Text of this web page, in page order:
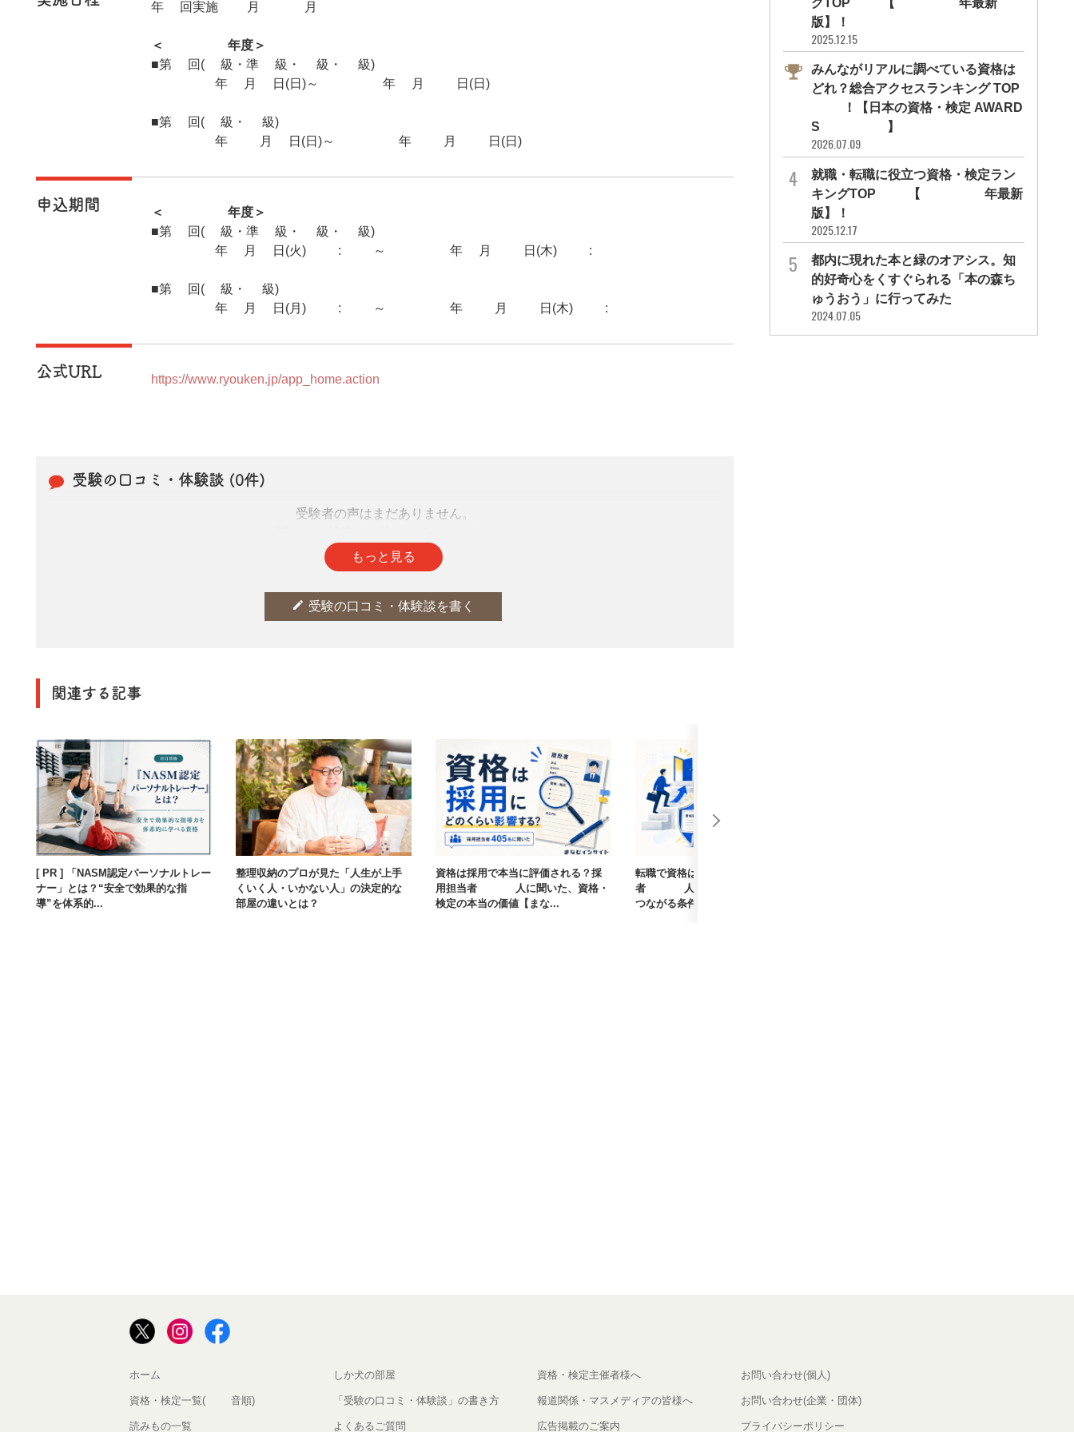
年2回実施 4月 11月
＜2025年度＞
■第1回(1級・準1級・2級・3級)
2025年6月1日(日)～2025年6月15日(日)
■第2回(2級・3級)
2025年11月2日(日)～2025年11月16日(日)
申込期間
＜2025年度＞
■第1回(1級・準1級・2級・3級)
2025年4月1日(火)10:00～2025年6月12日(木)23:59
■第2回(2級・3級)
2025年9月1日(月)10:00～2025年11月13日(木)23:59
公式URL https://www.ryouken.jp/app_home.action
受験の口コミ・体験談 (0件)
受験者の声はまだありません。
もっと見る
edit 受験の口コミ・体験談を書く
関連する記事
[ PR ] 「NASM認定パーソナルトレー
ナー」とは？“安全で効果的な指
導”を体系的...
整理収納のプロが見た「人生が上手
くいく人・いかない人」の決定的な
部屋の違いとは？
資格は採用で本当に評価される？採
用担当者405人に聞いた、資格・
検定の本当の価値【まな...
転職で資格は武器になる？採用担当
者405人に聞いた、資格が評価に
つながる条件【まなびイ...
版】！
2025.12.15
みんながリアルに調べている資格は
どれ？総合アクセスランキング TOP
10！【日本の資格・検定 AWARD
S 2026】
2026.07.09
就職・転職に役立つ資格・検定ラン
キングTOP30【2026年最新
版】！
2025.12.17
都内に現れた本と緑のオアシス。知
的好奇心をくすぐられる「本の森ち
ゅうおう」に行ってみた
2024.07.05
ホーム
資格・検定一覧(50音順)
読みもの一覧
しか犬の部屋
「受験の口コミ・体験談」の書き方
よくあるご質問
資格・検定主催者様へ
報道関係・マスメディアの皆様へ
広告掲載のご案内
お問い合わせ(個人)
お問い合わせ(企業・団体)
プライバシーポリシー